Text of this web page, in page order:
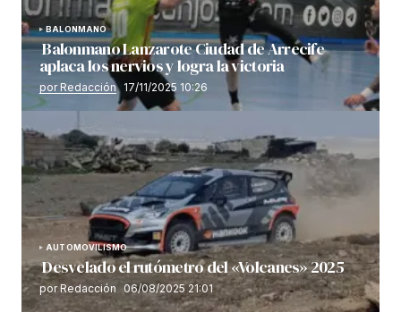
BALONMANO
Balonmano Lanzarote Ciudad de Arrecife
aplaca los nervios y logra la victoria
por Redacción 17/11/2025 10:26
AUTOMOVILISMO
Desvelado el rutómetro del «Volcanes» 2025
por Redacción 06/08/2025 21:01